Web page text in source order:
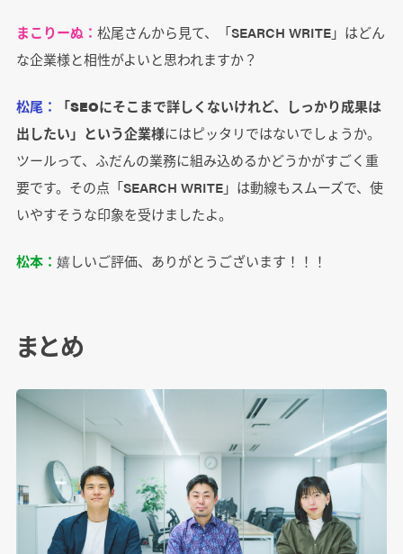
まこりーぬ： 松尾さんから見て、「SEARCH WRITE」はどん
な企業様と相性がよいと思われますか？
松尾：
「SEOにそこまで詳しくないけれど、しっかり成果は
出したい」という企業様にはピッタリではないでしょうか。
ツールって、ふだんの業務に組み込めるかどうかがすごく重
要です。その点「SEARCH WRITE」は動線もスムーズで、使
いやすそうな印象を受けましたよ。
松本： 嬉しいご評価、ありがとうございます！！！
まとめ